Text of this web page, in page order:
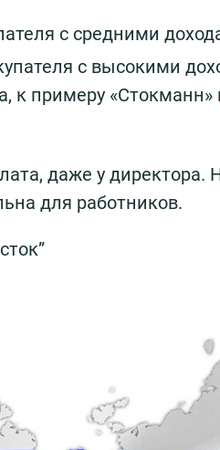
с средними
с высокими
к примеру «Стокманн»
даже у директора.
для работников.